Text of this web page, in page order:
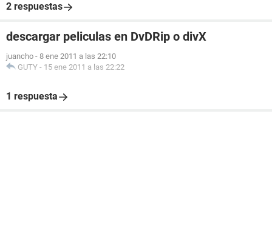
2 respuestas
descargar peliculas en DvDRip o divX
juancho - 8 ene 2011 a las 22:10
GUTY - 15 ene 2011 a las 22:22
1 respuesta